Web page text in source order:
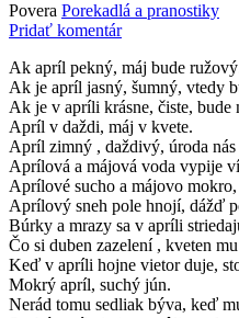
Povera Porekadlá a pranostiky
Pridať komentár
Ak apríl pekný, máj bude
Ak je apríl jasný, šumný, vtedy
Ak je v apríli krásne, čiste, bude
Apríl v daždi, máj v kvete.
Apríl zimný , daždivý, úroda
Aprílová a májová voda vypije
Aprílové sucho a májovo
Aprílový sneh pole hnojí, dážď
Búrky a mrazy sa v apríli
Čo si duben zazelení , kveten
Keď v apríli hojne vietor duje,
Mokrý apríl, suchý jún.
Nerád tomu sedliak býva, keď